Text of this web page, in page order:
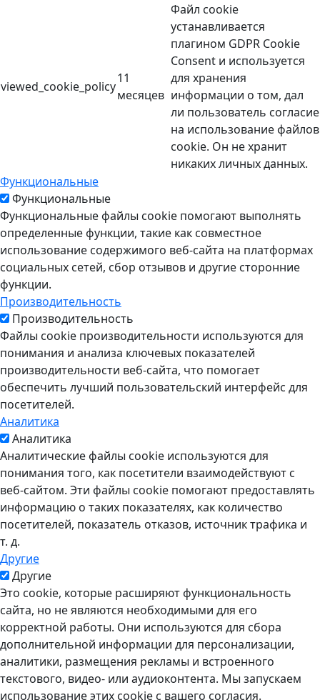
viewed_cookie_policy
11
месяцев
Файл cookie
устанавливается
плагином GDPR Cookie
Consent и используется
для хранения
информации о том, дал
ли пользователь согласие
на использование файлов
cookie. Он не хранит
никаких личных данных.
Функциональные
Функциональные
Функциональные файлы cookie помогают выполнять
определенные функции, такие как совместное
использование содержимого веб-сайта на платформах
социальных сетей, сбор отзывов и другие сторонние
функции.
Производительность
Производительность
Файлы cookie производительности используются для
понимания и анализа ключевых показателей
производительности веб-сайта, что помогает
обеспечить лучший пользовательский интерфейс для
посетителей.
Аналитика
Аналитика
Аналитические файлы cookie используются для
понимания того, как посетители взаимодействуют с
веб-сайтом. Эти файлы cookie помогают предоставлять
информацию о таких показателях, как количество
посетителей, показатель отказов, источник трафика и
т. д.
Другие
Другие
Это cookie, которые расширяют функциональность
сайта, но не являются необходимыми для его
корректной работы. Они используются для сбора
дополнительной информации для персонализации,
аналитики, размещения рекламы и встроенного
текстового, видео- или аудиоконтента. Мы запускаем
использование этих cookie с вашего согласия.